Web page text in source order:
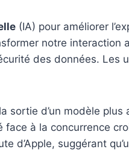
(IA) pour améliorer
notre interaction
des données. Les
sortie d’un modèle
à la concurrence
d’Apple, suggérant